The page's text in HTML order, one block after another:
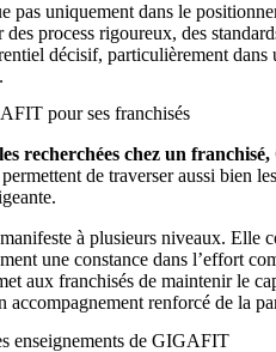
uniquement dans le
process rigoureux, des
décisif, particulièrement
pour ses franchisés
recherchées chez un
de traverser aussi bien
à plusieurs niveaux. Elle
une constance dans l’effort
aux franchisés de maintenir le
accompagnement renforcé de la
enseignements de GIGAFIT